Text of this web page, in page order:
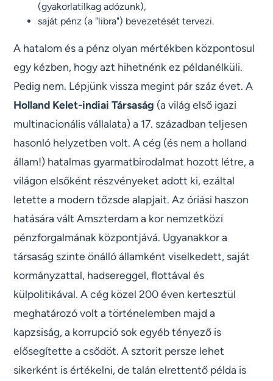
(gyakorlatilkag adózunk),
saját pénz (a "libra") bevezetését tervezi.
A hatalom és a pénz olyan mértékben központosul
egy kézben, hogy azt hihetnénk ez példanélküli.
Pedig nem. Lépjünk vissza megint pár száz évet. A
Holland Kelet-indiai Társaság (a világ első igazi
multinacionális vállalata) a 17. században teljesen
hasonló helyzetben volt. A cég (és nem a holland
állam!) hatalmas gyarmatbirodalmat hozott létre, a
világon elsőként részvényeket adott ki, ezáltal
letette a modern tőzsde alapjait. Az óriási haszon
hatására vált Amszterdam a kor nemzetközi
pénzforgalmának központjává. Ugyanakkor a
társaság szinte önálló államként viselkedett, saját
kormányzattal, hadsereggel, flottával és
külpolitikával. A cég közel 200 éven kertesztül
meghatározó volt a történelemben majd a
kapzsiság, a korrupció sok egyéb tényező is
elősegítette a csődöt. A sztorit persze lehet
sikerként is értékelni, de talán elrettentő példa is